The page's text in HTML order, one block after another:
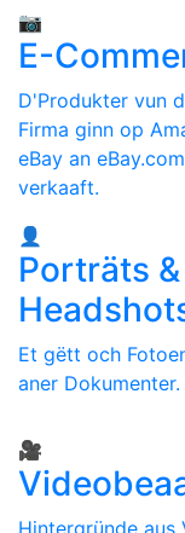
📷
E-
D'Produkter vun
Firma ginn op
eBay an eBay.com
verkaaft.
👤
Porträts &
Et gëtt och
aner Dokumenter.
🎥
Hintergründe aus